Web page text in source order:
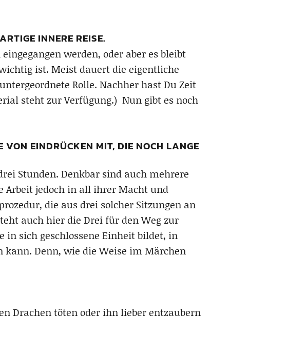
INNERE REISE.
werden, oder aber es bleibt
ist. Meist dauert die eigentliche
Rolle. Nachher hast Du Zeit
steht zur Verfügung.) Nun gibt es noch
EINDRÜCKEN MIT, DIE NOCH LANGE
Stunden. Denkbar sind auch mehrere
Arbeit jedoch in all ihrer Macht und
die aus drei solcher Sitzungen an
auch hier die Drei für den Weg zur
in sich geschlossene Einheit bildet, in
Denn, wie die Weise im Märchen
Drachen töten oder ihn lieber entzaubern